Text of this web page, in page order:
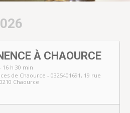
À CHAOURCE
16 h 30 min
de Chaource - 0325401691 , 19 rue
Chaource